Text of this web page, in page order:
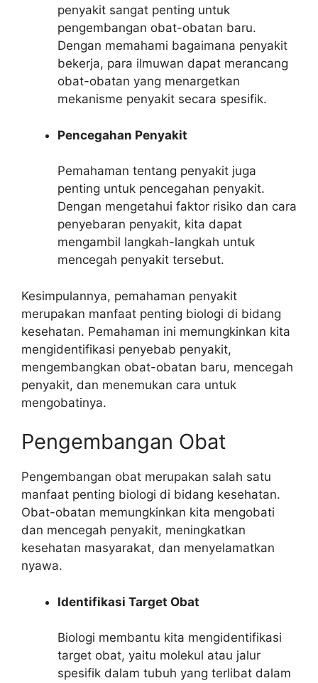
penyakit sangat penting untuk
pengembangan obat-obatan baru.
Dengan memahami bagaimana penyakit
bekerja, para ilmuwan dapat merancang
obat-obatan yang menargetkan
mekanisme penyakit secara spesifik.
Pencegahan Penyakit
Pemahaman tentang penyakit juga
penting untuk pencegahan penyakit.
Dengan mengetahui faktor risiko dan cara
penyebaran penyakit, kita dapat
mengambil langkah-langkah untuk
mencegah penyakit tersebut.
Kesimpulannya, pemahaman penyakit
merupakan manfaat penting biologi di bidang
kesehatan. Pemahaman ini memungkinkan kita
mengidentifikasi penyebab penyakit,
mengembangkan obat-obatan baru, mencegah
penyakit, dan menemukan cara untuk
mengobatinya.
Pengembangan Obat
Pengembangan obat merupakan salah satu
manfaat penting biologi di bidang kesehatan.
Obat-obatan memungkinkan kita mengobati
dan mencegah penyakit, meningkatkan
kesehatan masyarakat, dan menyelamatkan
nyawa.
Identifikasi Target Obat
Biologi membantu kita mengidentifikasi
target obat, yaitu molekul atau jalur
spesifik dalam tubuh yang terlibat dalam